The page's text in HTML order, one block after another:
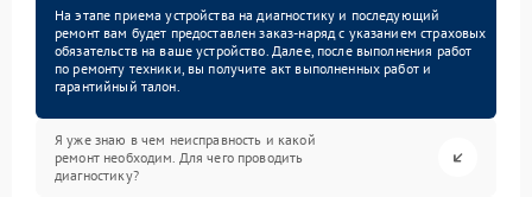
На этапе приема устройства на диагностику и последующий
ремонт вам будет предоставлен заказ-наряд с указанием страховых
обязательств на ваше устройство. Далее, после выполнения работ
по ремонту техники, вы получите акт выполненных работ и
гарантийный талон.
Я уже знаю в чем неисправность и какой
ремонт необходим. Для чего проводить
диагностику?